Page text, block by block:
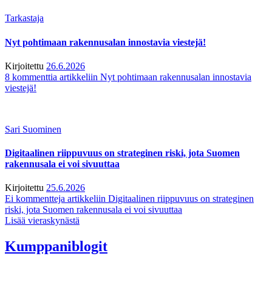
Tarkastaja
Nyt pohtimaan rakennusalan innostavia viestejä!
Kirjoitettu 26.6.2026
8 kommenttia artikkeliin Nyt pohtimaan rakennusalan innostavia
viestejä!
Sari Suominen
Digitaalinen riippuvuus on strateginen riski, jota Suomen
rakennusala ei voi sivuuttaa
Kirjoitettu 25.6.2026
Ei kommentteja artikkeliin Digitaalinen riippuvuus on strateginen
riski, jota Suomen rakennusala ei voi sivuuttaa
Lisää vieraskynästä
Kumppaniblogit